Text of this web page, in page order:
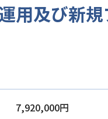
用及び新規
7,920,000円